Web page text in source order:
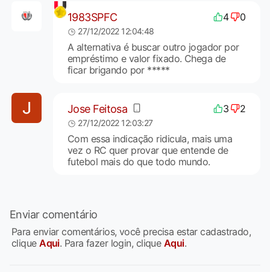
1983SPFC 4 0
27/12/2022 12:04:48
A alternativa é buscar outro jogador por
empréstimo e valor fixado. Chega de
ficar brigando por *****
Jose Feitosa 3 2
27/12/2022 12:03:27
Com essa indicação ridicula, mais uma
vez o RC quer provar que entende de
futebol mais do que todo mundo.
Enviar comentário
Para enviar comentários, você precisa estar cadastrado,
cliqueAqui. Para fazer login, clique Aqui.